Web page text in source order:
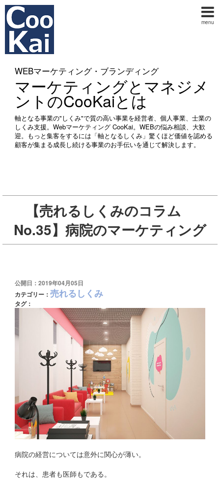
menu
WEBマーケティング・ブランディング
マーケティングとマネジメ
ントのCooKaiとは
軸となる事業の"しくみ"で質の高い事業を経営者、個人事業、士業の
しくみ支援。Webマーケティング CooKai。WEBの悩み相談、大歓
迎。もっと集客をするには「軸となるしくみ」驚くほど価値を認める
顧客が集まる成長し続ける事業のお手伝いを通じて解決します。
【売れるしくみのコラム
No.35】病院のマーケティング
公開日：2019年04月05日
カテゴリー： 売れるしくみ
タグ：
病院の経営については意外に関心が薄い。
それは、患者も医師もである。